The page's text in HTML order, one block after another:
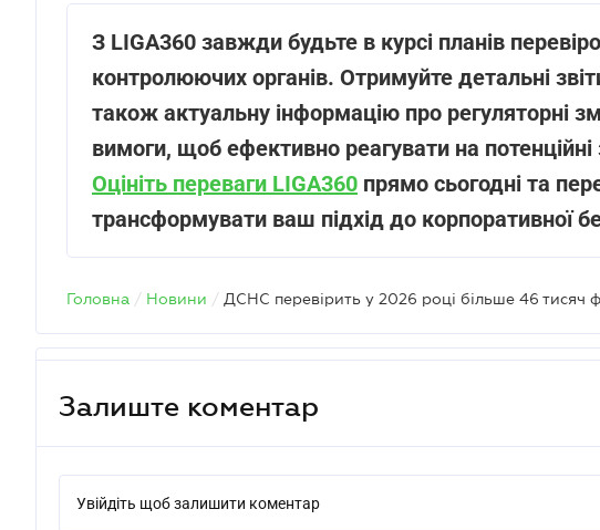
З LIGA360 завжди будьте в курсі планів
контролюючих органів. Отримуйте детальні
також актуальну інформацію про регуляторні
вимоги, щоб ефективно реагувати на
Оцініть переваги LIGA360 прямо сьогодні та
трансформувати ваш підхід до корпоративної
Головна / Новини /
Залиште коментар
Увійдіть щоб залишити коментар